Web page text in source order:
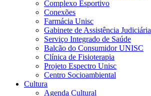
Complexo Esportivo
Conexões
Farmácia Unisc
Gabinete de Assistência Judiciária
Serviço Integrado de Saúde
Balcão do Consumidor UNISC
Clínica de Fisioterapia
Projeto Espectro Unisc
Centro Socioambiental
Cultura
Agenda Cultural